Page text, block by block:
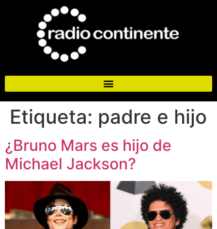
Etiqueta: padre e hijo
¿Bruno Mars es hijo de
Michael Jackson?